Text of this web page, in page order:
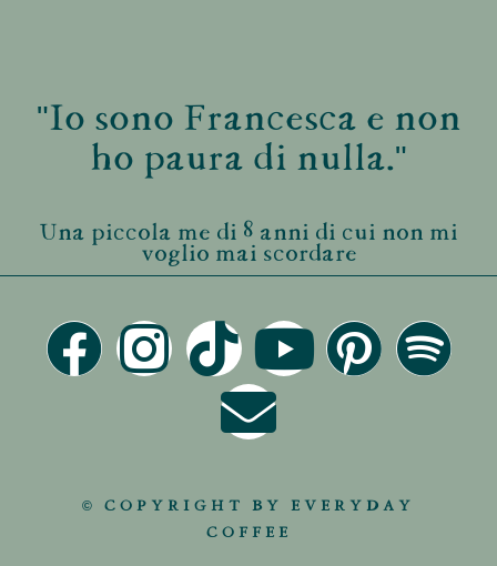
"Io sono Francesca e non
ho paura di nulla."
Una piccola me di 8 anni di cui non mi
voglio mai scordare
© COPYRIGHT BY EVERYDAY
COFFEE